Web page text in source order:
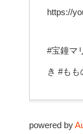
https://
#宝鐘マ
き #もも
powered by